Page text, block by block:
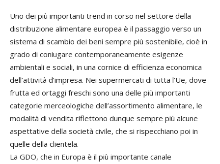
Uno dei più importanti trend in corso nel settore della
distribuzione alimentare europea è il passaggio verso un
sistema di scambio dei beni sempre più sostenibile, cioè in
grado di coniugare contemporaneamente esigenze
ambientali e sociali, in una cornice di efficienza economica
dell’attività d’impresa. Nei supermercati di tutta l’Ue, dove
frutta ed ortaggi freschi sono una delle più importanti
categorie merceologiche dell’assortimento alimentare, le
modalità di vendita riflettono dunque sempre più alcune
aspettative della società civile, che si rispecchiano poi in
quelle della clientela.
La GDO, che in Europa è il più importante canale